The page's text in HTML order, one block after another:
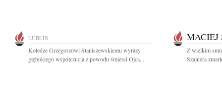
LUBLIN
Koledze Grzegorzowi Staniszewskiemu wyrazy
głębokiego współczucia z powodu śmierci Ojca...
MACIEJ
Z wielkim
Szajnera